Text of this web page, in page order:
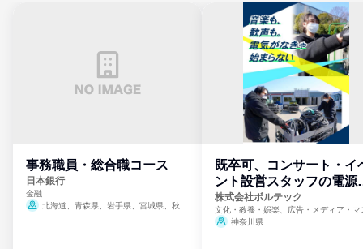
事務職員・総合職コース
日本銀行
金融
北海道、青森県、岩手県、宮城県、秋田
既卒可、コンサート・イ
ント設営スタッフの電源
門
株式会社ボルテック
文化・教養・娯楽、広告・メディア・マ
ミ、電力・ガス・水道・エネルギー
神奈川県